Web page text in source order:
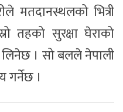
मतदानस्थलको भित्री
तहको सुरक्षा घेराको
लिनेछ । सो बलले नेपाली
गर्नेछ ।